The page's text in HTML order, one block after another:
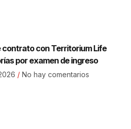
contrato con Territorium Life
por examen de ingreso
No hay comentarios